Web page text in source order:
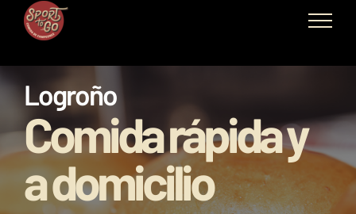
Logroño
Comida rápida y
a domicilio